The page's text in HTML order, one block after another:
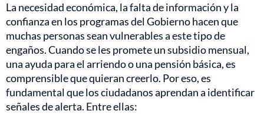
La necesidad económica, la falta de información y la
confianza en los programas del Gobierno hacen que
muchas personas sean vulnerables a este tipo de
engaños. Cuando se les promete un subsidio mensual,
una ayuda para el arriendo o una pensión básica, es
comprensible que quieran creerlo. Por eso, es
fundamental que los ciudadanos aprendan a identificar
señales de alerta. Entre ellas: